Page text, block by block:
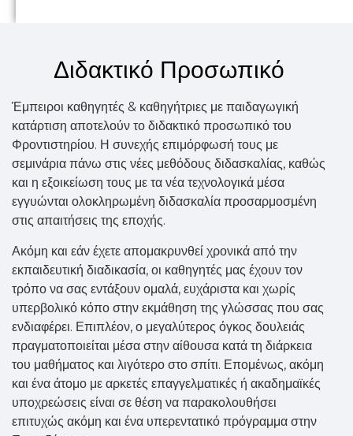
Διδακτικό Προσωπικό
Έμπειροι καθηγητές & καθηγήτριες με παιδαγωγική
κατάρτιση αποτελούν το διδακτικό προσωπικό του
Φροντιστηρίου. Η συνεχής επιμόρφωσή τους με
σεμινάρια πάνω στις νέες μεθόδους διδασκαλίας, καθώς
και η εξοικείωση τους με τα νέα τεχνολογικά μέσα
εγγυώνται ολοκληρωμένη διδασκαλία προσαρμοσμένη
στις απαιτήσεις της εποχής.
Ακόμη και εάν έχετε απομακρυνθεί χρονικά από την
εκπαιδευτική διαδικασία, οι καθηγητές μας έχουν τον
τρόπο να σας εντάξουν ομαλά, ευχάριστα και χωρίς
υπερβολικό κόπο στην εκμάθηση της γλώσσας που σας
ενδιαφέρει. Επιπλέον, ο μεγαλύτερος όγκος δουλειάς
πραγματοποιείται μέσα στην αίθουσα κατά τη διάρκεια
του μαθήματος και λιγότερο στο σπίτι. Επομένως, ακόμη
και ένα άτομο με αρκετές επαγγελματικές ή ακαδημαϊκές
υποχρεώσεις είναι σε θέση να παρακολουθήσει
επιτυχώς ακόμη και ένα υπερεντατικό πρόγραμμα στην